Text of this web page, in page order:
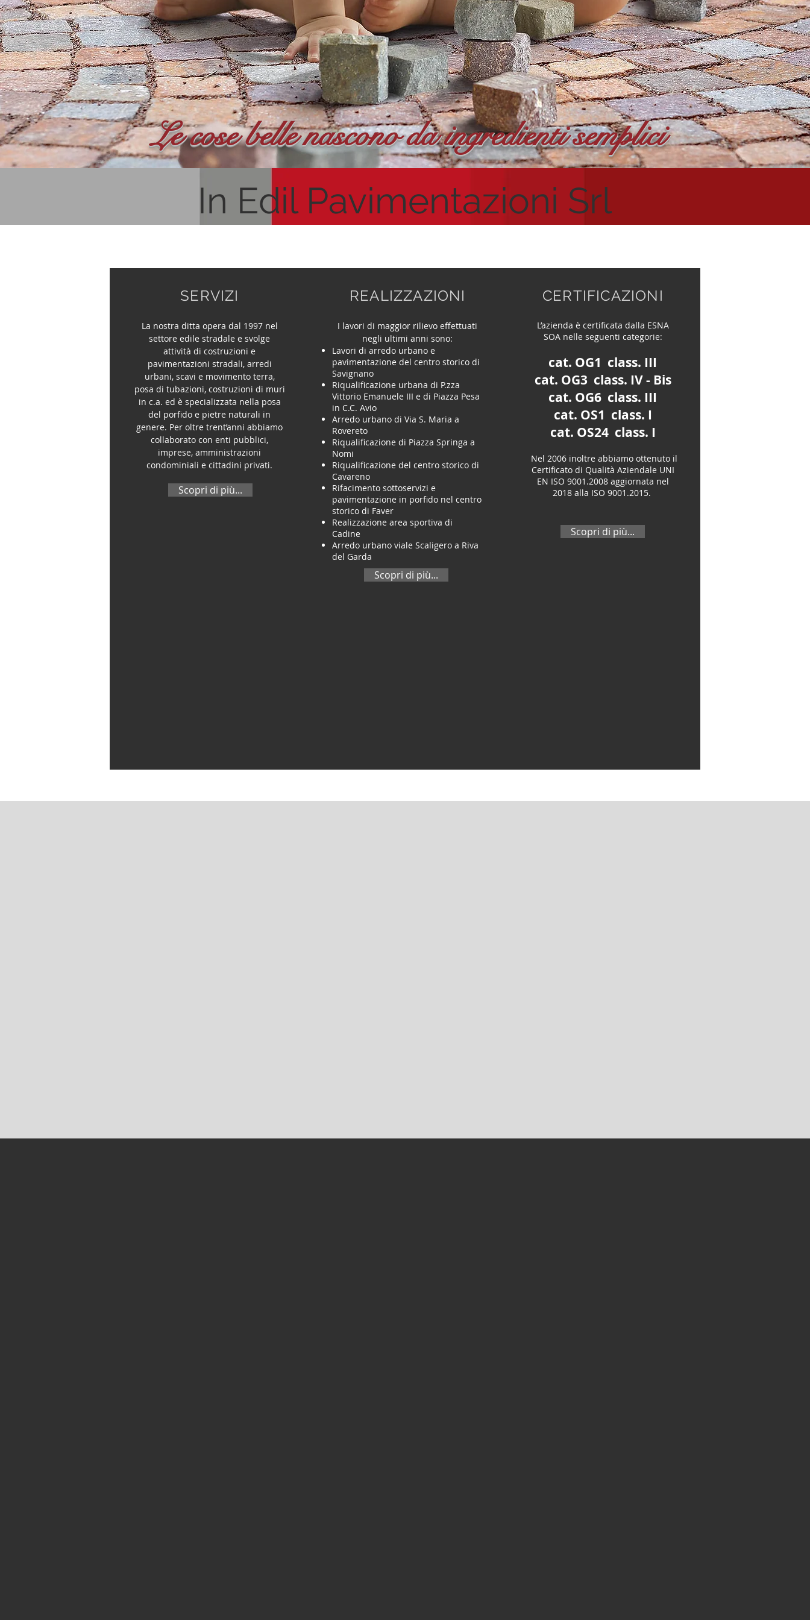
Le cose belle nascono da ingredienti semplici
In Edil Pavimentazioni Srl
SERVIZI
La nostra ditta opera dal 1997 nel
settore edile stradale e svolge
attività di costruzioni e
pavimentazioni stradali, arredi
urbani, scavi e movimento terra,
posa di tubazioni, costruzioni di muri
in c.a. ed è specializzata nella posa
del porfido e pietre naturali in
genere. Per oltre trent’anni abbiamo
collaborato con enti pubblici,
imprese, amministrazioni
condominiali e cittadini privati.
Scopri di più...
REALIZZAZIONI
I lavori di maggior rilievo effettuati
negli ultimi anni sono:
Lavori di arredo urbano e
pavimentazione del centro storico di
Savignano
Riqualificazione urbana di P.zza
Vittorio Emanuele III e di Piazza Pesa
in C.C. Avio
Arredo urbano di Via S. Maria a
Rovereto
Riqualificazione di Piazza Springa a
Nomi
Riqualificazione del centro storico di
Cavareno
Rifacimento sottoservizi e
pavimentazione in porfido nel centro
storico di Faver
Realizzazione area sportiva di
Cadine
Arredo urbano viale Scaligero a Riva
del Garda
Scopri di più...
CERTIFICAZIONI
L’azienda è certificata dalla ESNA
SOA nelle seguenti categorie:
cat. OG1 class. III
cat. OG3 class. IV - Bis
cat. OG6 class. III
cat. OS1 class. I
cat. OS24 class. I
Nel 2006 inoltre abbiamo ottenuto il
Certificato di Qualità Aziendale UNI
EN ISO 9001.2008 aggiornata nel
2018 alla ISO 9001.2015.
Scopri di più...